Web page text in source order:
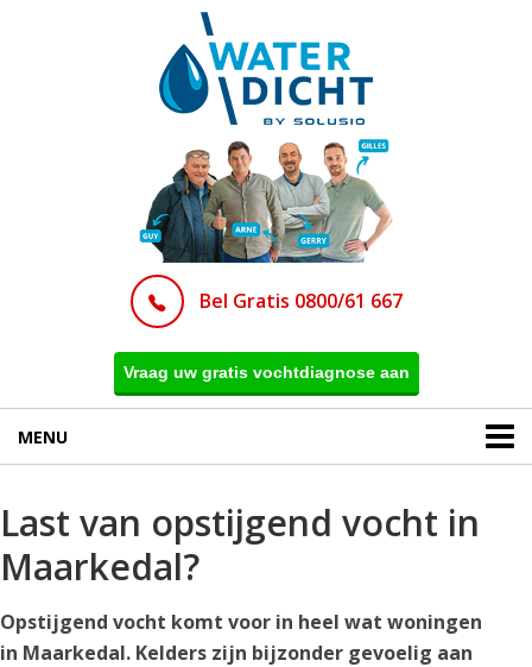
Bel Gratis 0800/61 667
Vraag uw gratis vochtdiagnose aan
MENU
Last van opstijgend vocht in
Maarkedal?
Opstijgend vocht komt voor in heel wat woningen
in Maarkedal. Kelders zijn bijzonder gevoelig aan